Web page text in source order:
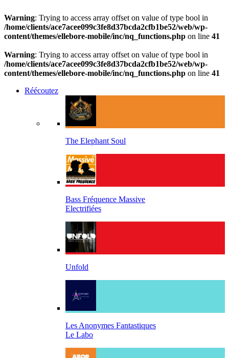
Warning: Trying to access array offset on value of type bool in
/home/clients/ace7acee099c3fe8d37bcda2cfb1be52/web/wp-
content/themes/ellebore-mobile/inc/nq_functions.php on line 41
Warning: Trying to access array offset on value of type bool in
/home/clients/ace7acee099c3fe8d37bcda2cfb1be52/web/wp-
content/themes/ellebore-mobile/inc/nq_functions.php on line 41
Réécoutez
The Elephant Soul
Bass Fréquence Massive
Electrifiées
Unfold
Les Anonymes Fantastiques
Le Labo